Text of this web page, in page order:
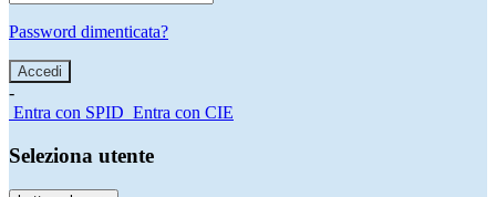
Password dimenticata?
-
Entra con SPID Entra con CIE
Seleziona utente